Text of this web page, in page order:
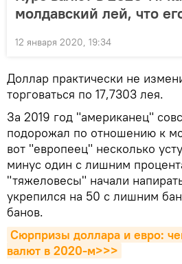
молдавский лей, что
12 января 2020, 19:34
Доллар практически не
торговаться по 17,7303 лея.
За 2019 год "американец"
подорожал по отношению к
вот "европеец" несколько
минус один с лишним
"тяжеловесы" начали
укрепился на 50 с лишним
банов.
Сюрпризы доллара и евро:
валют в 2020-м>>>